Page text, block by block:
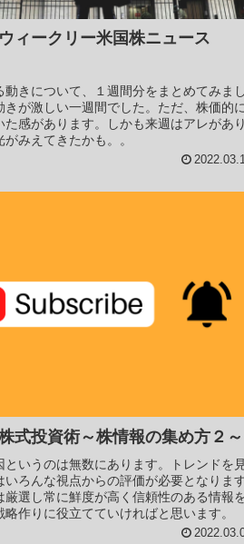
ィークリー米国株ニュース
動きについて、１週間分をまとめてみま
きが激しい一週間でした。ただ、株価的
た感があります。しかも来週はアレがあ
みえてきたかも。。
式投資術～株情報の集め方２～
というのは無数にあります。トレンドを
いろんな視点からの評価が必要となりま
厳選し常に鮮度が高く信頼性のある情報
作りに役立てていければと思います。